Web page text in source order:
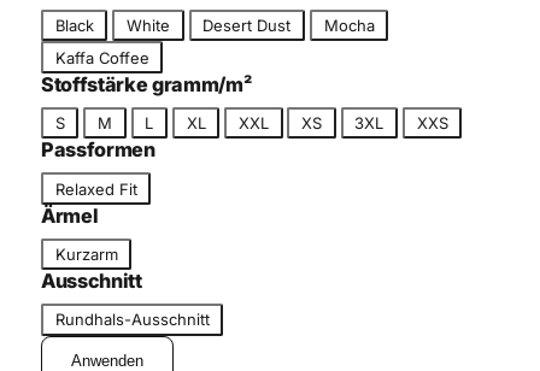
n
a
r
b
a
m
e
Black White Desert Dust
Mocha
Kaffa Coffee
Stoffstärke gramm/m²
r
ö
ß
e
S M L XL XXL XS 3XL XXS
Passformen
a
s
s
f
r
Relaxed Fit
Ärmel
r
m
e
Kurzarm
Ausschnitt
u
Rundhals-Ausschnitt
Anwenden